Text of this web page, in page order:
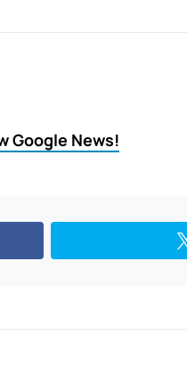
Google News!